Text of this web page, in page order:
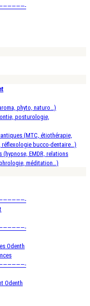
phyto, naturo…)
posturologie,
(MTC, étiothérapie,
réflexologie bucco-dentaire…)
EMDR, relations
méditation…)
Odenth
Odenth